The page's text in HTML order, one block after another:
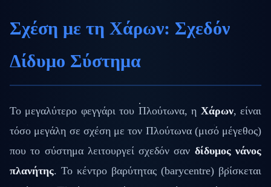
Σχέση με τη Χάρων: Σχεδόν
Δίδυμο Σύστημα
Το μεγαλύτερο φεγγάρι του Πλούτωνα, η Χάρων, είναι
τόσο μεγάλη σε σχέση με τον Πλούτωνα (μισό μέγεθος)
που το σύστημα λειτουργεί σχεδόν σαν δίδυμος νάνος
πλανήτης. Το κέντρο βαρύτητας (barycentre) βρίσκεται